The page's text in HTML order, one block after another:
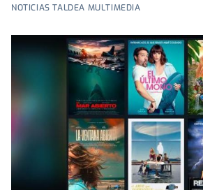
NOTICIAS TALDEA MULTIMEDIA